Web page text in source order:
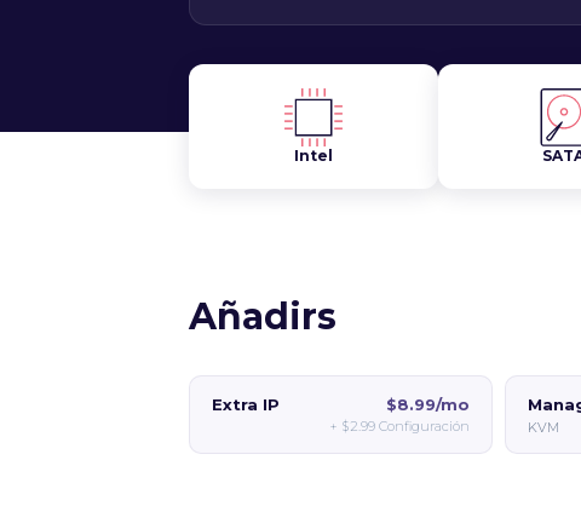
Intel
Añadirs
Extra IP $8.99/mo
+ $2.99Configuración KVM